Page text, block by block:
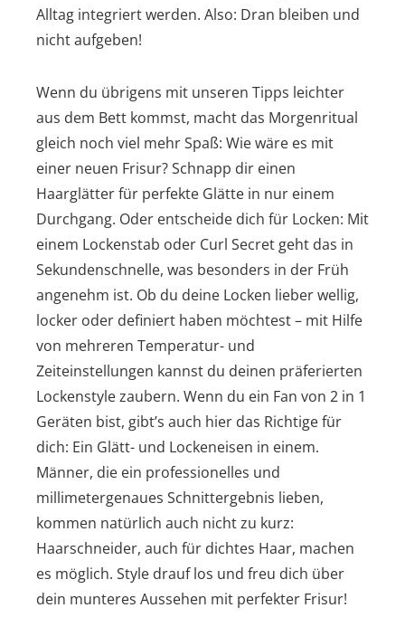
Alltag integriert werden. Also: Dran bleiben und
nicht aufgeben!
Wenn du übrigens mit unseren Tipps leichter
aus dem Bett kommst, macht das Morgenritual
gleich noch viel mehr Spaß: Wie wäre es mit
einer neuen Frisur? Schnapp dir einen
Haarglätter für perfekte Glätte in nur einem
Durchgang. Oder entscheide dich für Locken: Mit
einem Lockenstab oder Curl Secret geht das in
Sekundenschnelle, was besonders in der Früh
angenehm ist. Ob du deine Locken lieber wellig,
locker oder definiert haben möchtest – mit Hilfe
von mehreren Temperatur- und
Zeiteinstellungen kannst du deinen präferierten
Lockenstylezaubern. Wenn du ein Fan von 2 in 1
Geräten bist, gibt’s auch hier das Richtige für
dich: Ein Glätt- und Lockeneisen in einem.
Männer, die ein professionelles und
millimetergenaues Schnittergebnis lieben,
kommen natürlich auch nicht zu kurz:
Haarschneider, auch für dichtes Haar, machen
es möglich. Style drauf los und freu dich über
dein munteres Aussehen mit perfekter Frisur!